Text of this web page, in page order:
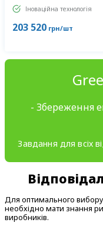
Іноваційна технологія
203 520грн/шт
- Збереження
Завдання для всіх
Для оптимального вибору
необхідно мати знання
виробників.